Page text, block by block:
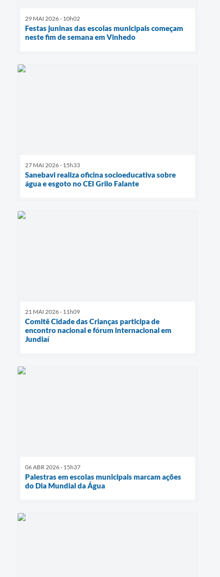
29 MAI 2026 - 10h02
Festas juninas das escolas municipais começam
neste fim de semana em Vinhedo
27 MAI 2026 - 15h33
Sanebavi realiza oficina socioeducativa sobre
água e esgoto no CEI Grilo Falante
21 MAI 2026 - 11h09
Comitê Cidade das Crianças participa de
encontro nacional e fórum internacional em
Jundiaí
06 ABR 2026 - 15h37
Palestras em escolas municipais marcam ações
do Dia Mundial da Água